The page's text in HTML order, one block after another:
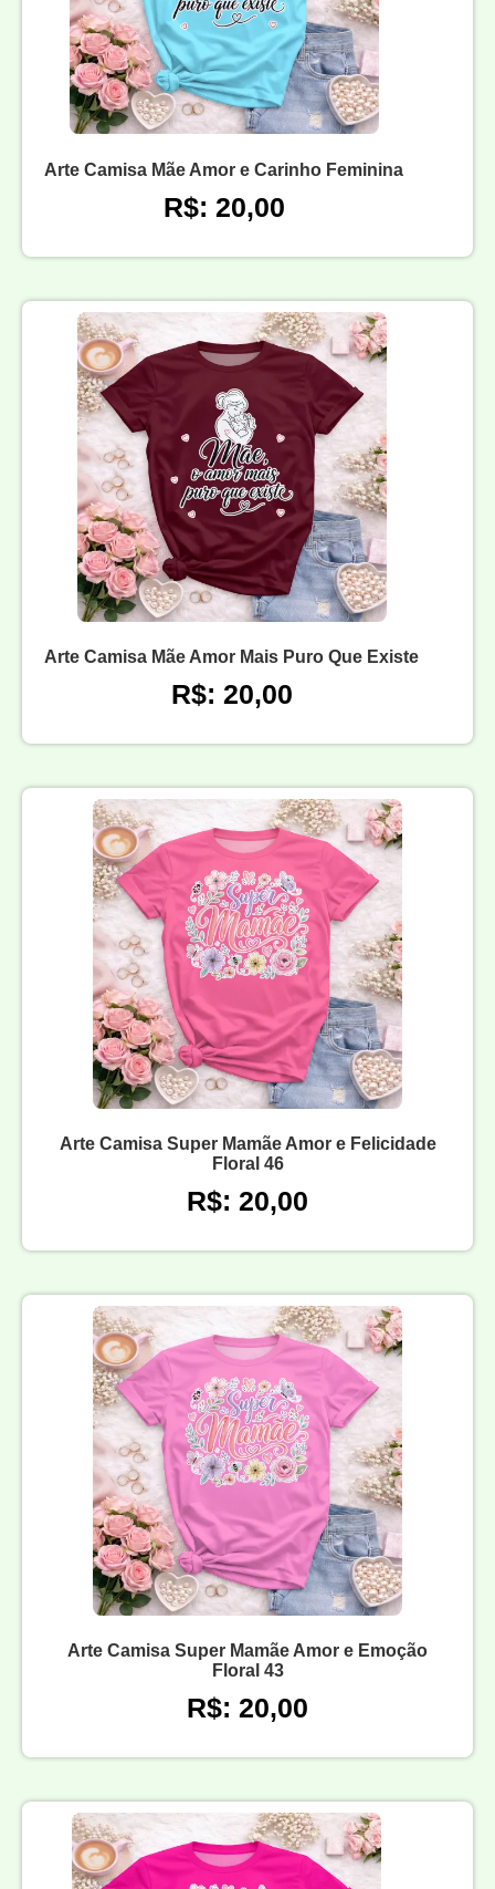
Arte Camisa Mãe Amor e Carinho Feminina
R$: 20,00
Arte Camisa Mãe Amor Mais Puro Que Existe
R$: 20,00
Arte Camisa Super Mamãe Amor e Felicidade
Floral 46
R$: 20,00
Arte Camisa Super Mamãe Amor e Emoção
Floral 43
R$: 20,00